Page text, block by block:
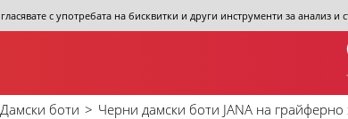
с употребата на бисквитки и други инструменти за
Дамски боти > Черни дамски боти JANA на